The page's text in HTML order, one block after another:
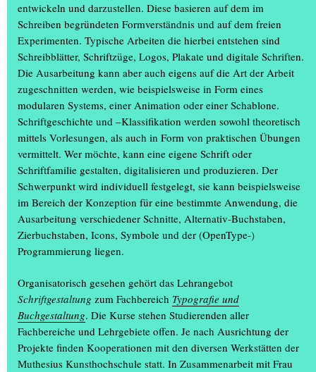
entwickeln und darzustellen. Diese basieren auf dem im
Schreiben begründeten Formverständnis und auf dem freien
Experimenten. Typische Arbeiten die hierbei entstehen sind
Schreibblätter, Schriftzüge, Logos, Plakate und digitale Schriften.
Die Ausarbeitung kann aber auch eigens auf die Art der Arbeit
zugeschnitten werden, wie beispielsweise in Form eines
modularen Systems, einer Animation oder einer Schablone.
Schriftgeschichte und –Klassifikation werden sowohl theoretisch
mittels Vorlesungen, als auch in Form von praktischen Übungen
vermittelt. Wer möchte, kann eine eigene Schrift oder
Schriftfamilie gestalten, digitalisieren und produzieren. Der
Schwerpunkt wird individuell festgelegt, sie kann beispielsweise
im Bereich der Konzeption für eine bestimmte Anwendung, die
Ausarbeitung verschiedener Schnitte, Alternativ-Buchstaben,
Zierbuchstaben, Icons, Symbole und der (OpenType-)
Programmierung liegen.
Organisatorisch gesehen gehört das Lehrangebot
Schriftgestaltung zum Fachbereich Typografie und
Buchgestaltung. Die Kurse stehen Studierenden aller
Fachbereiche und Lehrgebiete offen. Je nach Ausrichtung der
Projekte finden Kooperationen mit den diversen Werkstätten der
Muthesius Kunsthochschule statt. In Zusammenarbeit mit Frau